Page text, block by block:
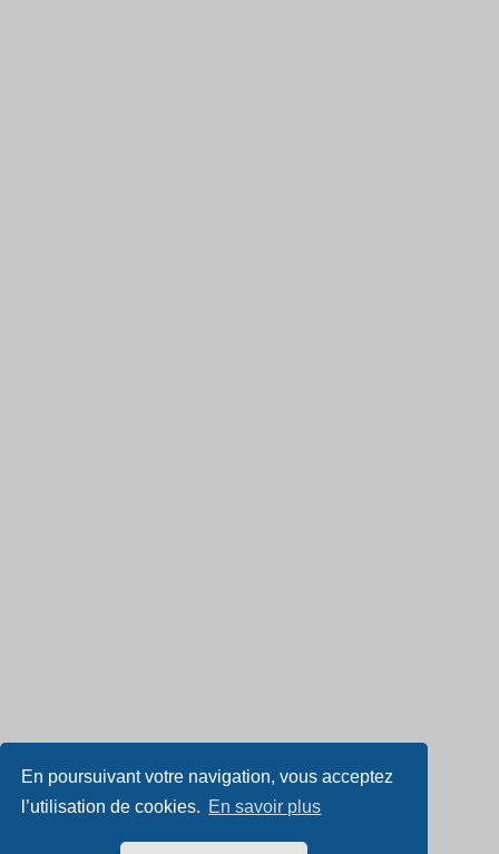
En poursuivant votre navigation, vous acceptez
l’utilisation de cookies. En savoir plus